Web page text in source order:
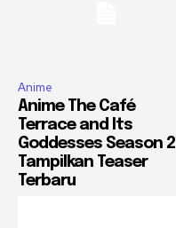
Anime
Anime The Café
Terrace and Its
Goddesses Season 2
Tampilkan Teaser
Terbaru